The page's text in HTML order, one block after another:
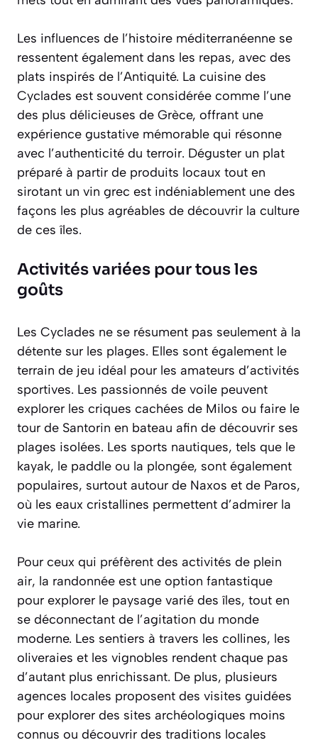
Les influences de l’histoire méditerranéenne se
ressentent également dans les repas, avec des
plats inspirés de l’Antiquité. La cuisine des
Cyclades est souvent considérée comme l’une
des plus délicieuses de Grèce, offrant une
expérience gustative mémorable qui résonne
avec l’authenticité du terroir. Déguster un plat
préparé à partir de produits locaux tout en
sirotant un vin grec est indéniablement une des
façons les plus agréables de découvrir la culture
de ces îles.
Activités variées pour tous les
goûts
Les Cyclades ne se résument pas seulement à la
détente sur les plages. Elles sont également le
terrain de jeu idéal pour les amateurs d’activités
sportives. Les passionnés de voile peuvent
explorer les criques cachées de Milos ou faire le
tour de Santorin en bateau afin de découvrir ses
plages isolées. Les sports nautiques, tels que le
kayak, le paddle ou la plongée, sont également
populaires, surtout autour de Naxos et de Paros,
où les eaux cristallines permettent d’admirer la
vie marine.
Pour ceux qui préfèrent des activités de plein
air, la randonnée est une option fantastique
pour explorer le paysage varié des îles, tout en
se déconnectant de l’agitation du monde
moderne. Les sentiers à travers les collines, les
oliveraies et les vignobles rendent chaque pas
d’autant plus enrichissant. De plus, plusieurs
agences locales proposent des visites guidées
pour explorer des sites archéologiques moins
connus ou découvrir des traditions locales